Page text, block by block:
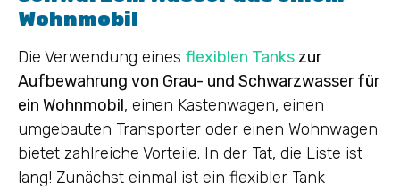
Wohnmobil
Die Verwendung eines flexiblen Tanks zur
Aufbewahrung von Grau- und Schwarzwasser für
ein Wohnmobil, einen Kastenwagen, einen
umgebauten Transporter oder einen Wohnwagen
bietet zahlreiche Vorteile. In der Tat, die Liste ist
lang! Zunächst einmal ist ein flexibler Tank